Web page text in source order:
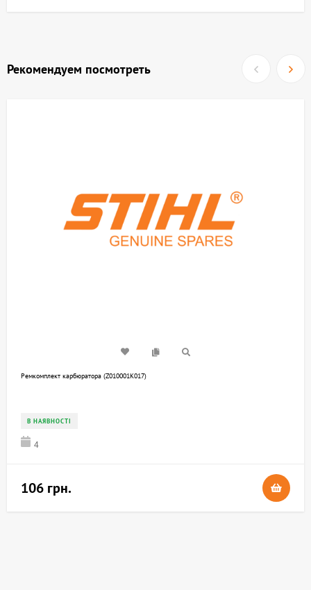
Рекомендуем посмотреть
Ремкомплект карбюратора (Z010001K017)
В НАЯВНОСТІ
4
106 грн.